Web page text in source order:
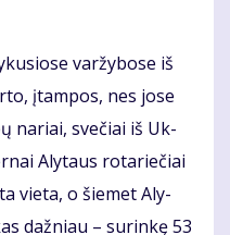
var­žy­bo­se iš
įtam­pos, nes jo­se
na­riai, sve­čiai iš Uk­
Aly­taus ro­ta­rie­čiai
vie­ta, o šie­met Aly­
daž­niau – su­rin­kę 53